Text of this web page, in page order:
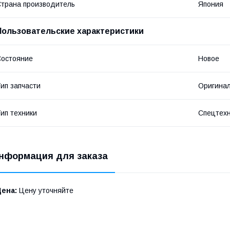
производитель Япония
характеристики
Новое
запчасти Оригинал
техники
для заказа
Цену уточняйте